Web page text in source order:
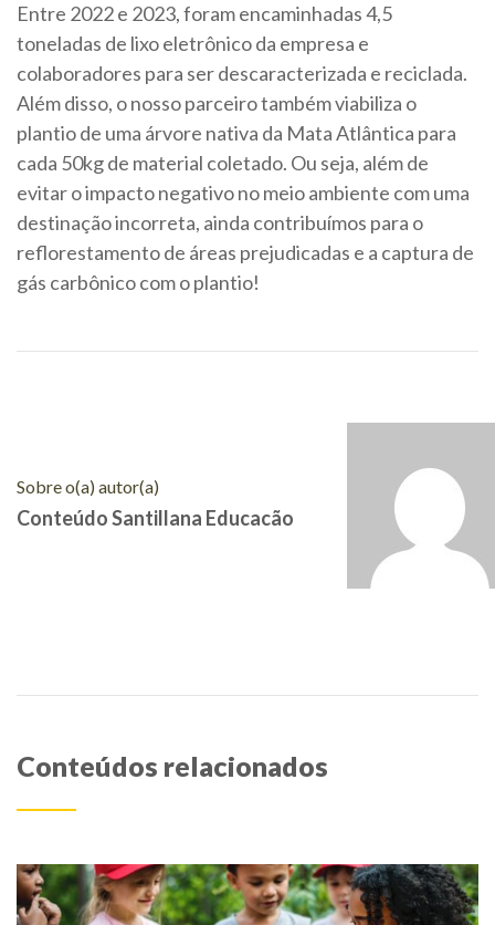
Entre 2022 e 2023, foram encaminhadas 4,5
toneladas de lixo eletrônico da empresa e
colaboradores para ser descaracterizada e reciclada.
Além disso, o nosso parceiro também viabiliza o
plantio de uma árvore nativa da Mata Atlântica para
cada 50kg de material coletado. Ou seja, além de
evitar o impacto negativo no meio ambiente com uma
destinação incorreta, ainda contribuímos para o
reflorestamento de áreas prejudicadas e a captura de
gás carbônico com o plantio!
Sobre o(a) autor(a)
Conteúdo Santillana Educacão
Conteúdos relacionados